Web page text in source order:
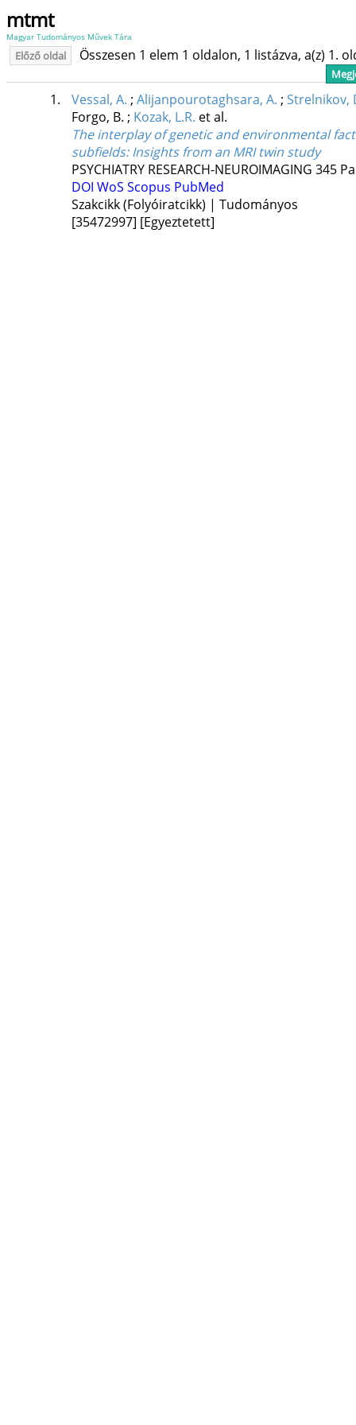
mtmt
Magyar Tudományos Művek Tára
Előző oldal Összesen 1 elem 1 oldalon, 1 listázva, a(z) 1.
1. Vessal, A. ; Alijanpourotaghsara, A. ; Strelnikov,
Forgo, B. ; Kozak, L.R. et al.
The interplay of genetic and environmental
subfields: Insights from an MRI twin study
PSYCHIATRY RESEARCH-NEUROIMAGING 345
DOI WoS Scopus PubMed
Szakcikk (Folyóiratcikk) | Tudományos
[35472997] [Egyeztetett]